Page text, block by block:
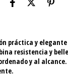
práctica y
resistencia y
y al